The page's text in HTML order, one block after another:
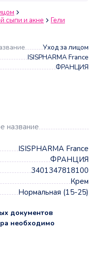
сыпи и акне
Гели
Уход за лицом
ISISPHARMA France
ФРАНЦИЯ
название
ISISPHARMA France
ФРАНЦИЯ
3401347818100
Крем
Нормальная (15-25)
документов
необходимо